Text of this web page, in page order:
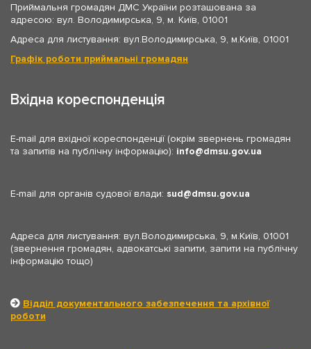
Приймальня громадян ДМС України розташована за
адресою: вул. Володимирська, 9, м. Київ, 01001
Адреса для листування: вул.Володимирська, 9, м.Київ, 01001
Графік роботи приймальні громадян
Вхідна кореспонденція
E-mail для вхідної кореспонденції (окрім звернень громадян
та запитів на публічну інформацію): info dmsu.gov.ua
E-mail для органів судової влади: sud dmsu.gov.ua
Адреса для листування: вул.Володимирська, 9, м.Київ, 01001
(звернення громадян, адвокатські запити, запити на публічну
інформацію тощо)
Відділ документального забезпечення та архівної
роботи